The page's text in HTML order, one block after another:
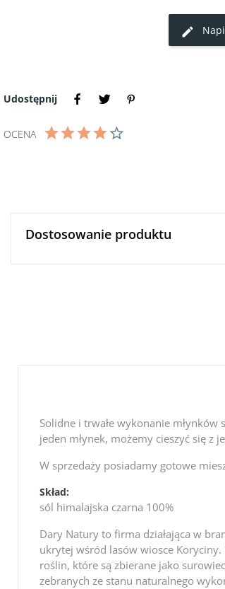
Udostępnij
OCENA
Dostosowanie produktu
Solidne i trwałe wykonanie
jeden młynek, możemy cieszyć się z
W sprzedaży posiadamy gotowe
Skład:
sól himalajska czarna 100%
Dary Natury to firma działająca w
ukrytej wśród lasów wiosce
roślin, które są zbierane jako
zebranych ze stanu naturalnego